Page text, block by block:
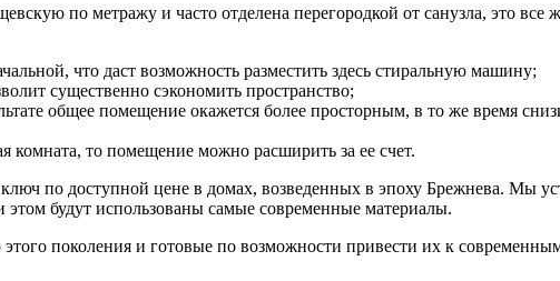
по метражу и часто отделена перегородкой от санузла, это
что даст возможность разместить здесь стиральную машину;
существенно сэкономить пространство;
общее помещение окажется более просторным, в то же время
комната, то помещение можно расширить за ее счет.
по доступной цене в домах, возведенных в эпоху Брежнева. Мы
будут использованы самые современные материалы.
поколения и готовые по возможности привести их к